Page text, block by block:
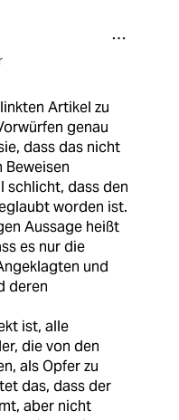
Artikel zu
genau
dass das nicht
schlicht, dass den
worden ist.
Aussage heißt
es nur die
und
deren
ist, alle
die von den
als Opfer zu
das, dass der
aber nicht